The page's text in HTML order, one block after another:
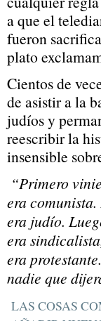
a que el
fueron
plato
Cientos de
de asistir a la
judíos y
reescribir la
insensible
“Primero
era
era judío.
era
era
nadie que
LAS COSAS